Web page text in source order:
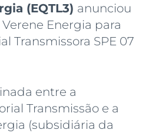
(EQTL3) anunciou
Energia para
Transmissora SPE 07
entre a
Transmissão e a
(subsidiária da